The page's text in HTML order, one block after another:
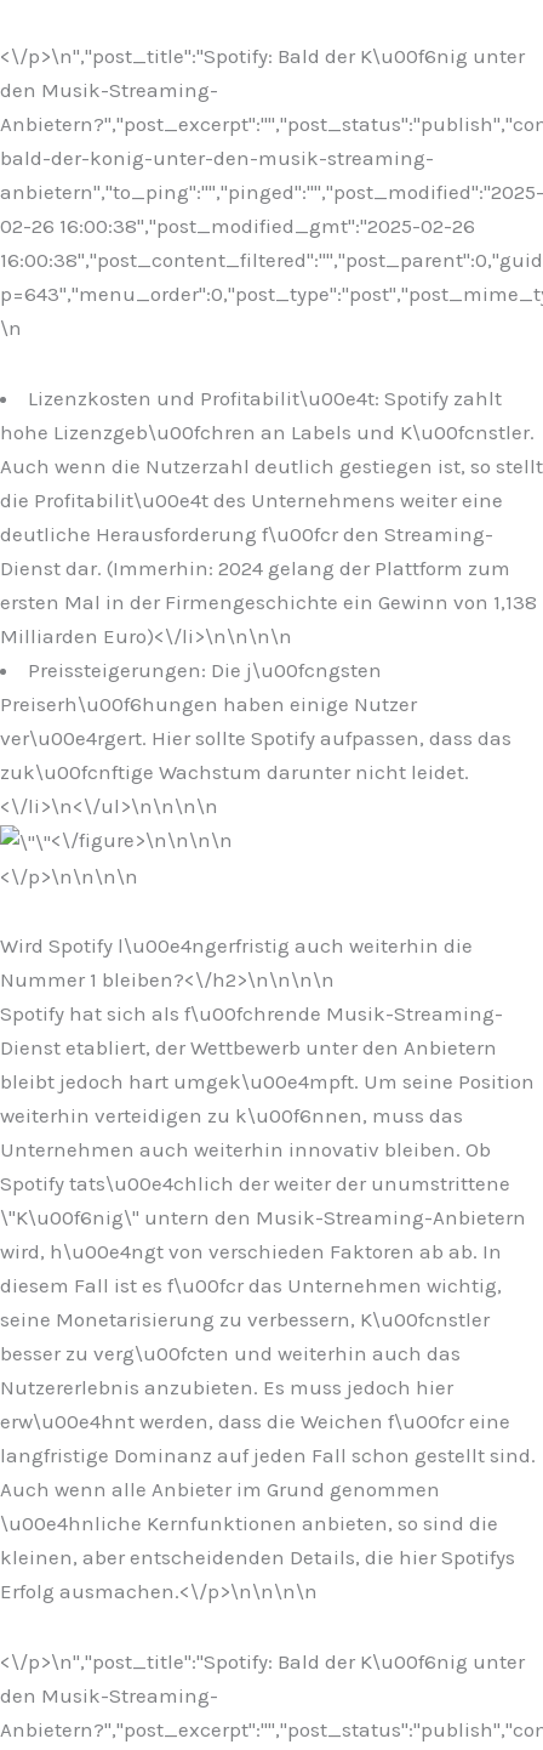
<\/p>\n","post_title":"Spotify: Bald der K\u00f6nig unter
den Musik-Streaming-
bald-der-konig-unter-den-musik-streaming-
anbietern","to_ping":"","pinged":"","post_modified":"2025-
02-26 16:00:38","post_modified_gmt":"2025-02-26
\n
Lizenzkosten und Profitabilit\u00e4t: Spotify zahlt
hohe Lizenzgeb\u00fchren an Labels und K\u00fcnstler.
Auch wenn die Nutzerzahl deutlich gestiegen ist, so stellt
die Profitabilit\u00e4t des Unternehmens weiter eine
deutliche Herausforderung f\u00fcr den Streaming-
Dienst dar. (Immerhin: 2024 gelang der Plattform zum
ersten Mal in der Firmengeschichte ein Gewinn von 1,138
Milliarden Euro)<\/li>\n\n\n\n
Preissteigerungen: Die j\u00fcngsten
Preiserh\u00f6hungen haben einige Nutzer
ver\u00e4rgert. Hier sollte Spotify aufpassen, dass das
zuk\u00fcnftige Wachstum darunter nicht leidet.
<\/li>\n<\/ul>\n\n\n\n
<\/figure>\n\n\n\n
<\/p>\n\n\n\n
Wird Spotify l\u00e4ngerfristig auch weiterhin die
Nummer 1 bleiben?<\/h2>\n\n\n\n
Spotify hat sich als f\u00fchrende Musik-Streaming-
Dienst etabliert, der Wettbewerb unter den Anbietern
bleibt jedoch hart umgek\u00e4mpft. Um seine Position
weiterhin verteidigen zu k\u00f6nnen, muss das
Unternehmen auch weiterhin innovativ bleiben. Ob
Spotify tats\u00e4chlich der weiter der unumstrittene
\"K\u00f6nig\" untern den Musik-Streaming-Anbietern
wird, h\u00e4ngt von verschieden Faktoren ab ab. In
diesem Fall ist es f\u00fcr das Unternehmen wichtig,
seine Monetarisierung zu verbessern, K\u00fcnstler
besser zu verg\u00fcten und weiterhin auch das
Nutzererlebnis anzubieten. Es muss jedoch hier
erw\u00e4hnt werden, dass die Weichen f\u00fcr eine
langfristige Dominanz auf jeden Fall schon gestellt sind.
Auch wenn alle Anbieter im Grund genommen
\u00e4hnliche Kernfunktionen anbieten, so sind die
kleinen, aber entscheidenden Details, die hier Spotifys
Erfolg ausmachen.<\/p>\n\n\n\n
<\/p>\n","post_title":"Spotify: Bald der K\u00f6nig unter
den Musik-Streaming-